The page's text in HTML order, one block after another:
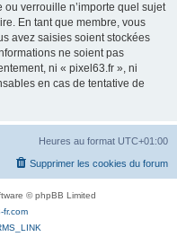
verrouille n’importe quel sujet
En tant que membre, vous
avez saisies soient stockées
ne soient pas
ni « pixel63.fr », ni
en cas de tentative de
Heures au format UTC+01:00
Supprimer les cookies du forum
© phpBB Limited
fr.com